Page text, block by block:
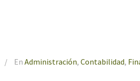
En Administración, Contabilidad,